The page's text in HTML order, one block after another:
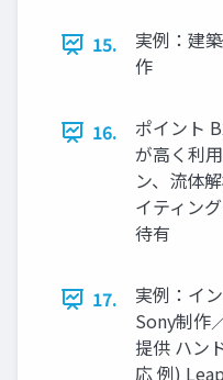
15.
実例：建
作
16.
ポイント
が高く利
ン、流体
イティン
待有
17.
実例：イ
Sony制作
提供 ハン
応 例)